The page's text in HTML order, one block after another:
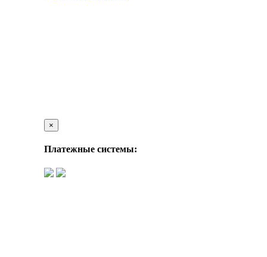
×
Платежные системы: